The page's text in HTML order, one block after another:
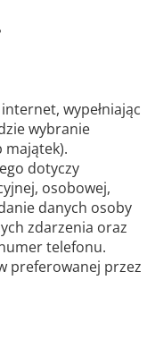
wypełniając
wybranie
majątek).
dotyczy
osobowej,
danych osoby
zdarzenia oraz
telefonu.
preferowanej przez